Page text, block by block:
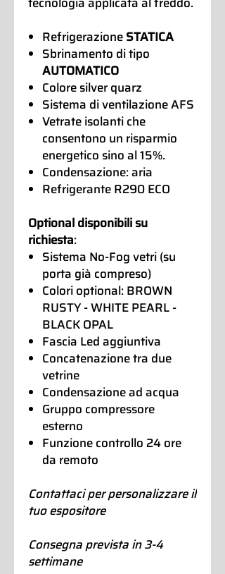
RefrigerazioneSTATICA
Sbrinamento di tipo
AUTOMATICO
Colore silver quarz
Sistema di ventilazione AFS
Vetrate isolanti che
consentono un risparmio
energetico sino al 15%.
Condensazione: aria
Refrigerante R290 ECO
Optional disponibili su
richiesta:
Sistema No-Fog vetri (su
porta già compreso)
Colori optional: BROWN
RUSTY - WHITE PEARL -
BLACK OPAL
Fascia Led aggiuntiva
Concatenazione tra due
vetrine
Condensazione ad acqua
Gruppo compressore
esterno
Funzione controllo 24 ore
da remoto
Contattaci per personalizzare il
tuo espositore
Consegna prevista in 3-4
settimane